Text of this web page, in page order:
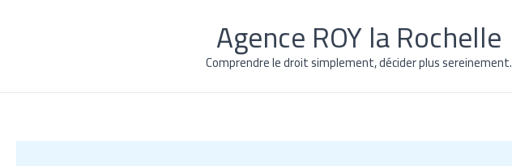
Agence ROY la Rochelle
Comprendre le droit simplement, décider plus sereinement.